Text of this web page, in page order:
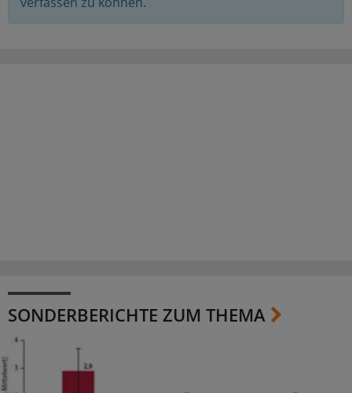
SONDERBERICHTE ZUM THEMA